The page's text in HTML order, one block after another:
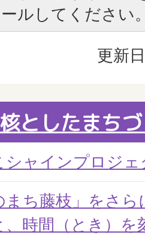
ルしてください
更新
としたまち
シャインプロジェ
まち藤枝」をさ
、時間（とき）